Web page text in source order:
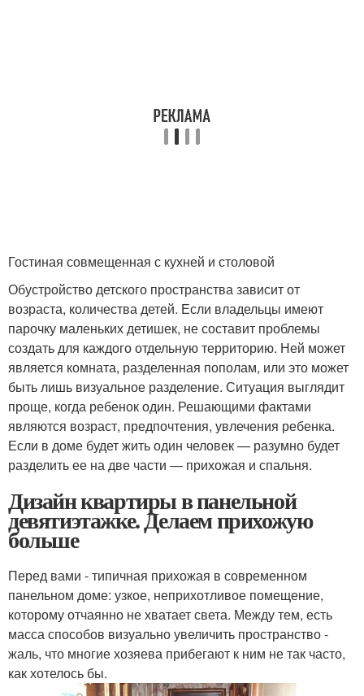
Гостиная совмещенная с кухней и столовой
Обустройство детского пространства зависит от
возраста, количества детей. Если владельцы имеют
парочку маленьких детишек, не составит проблемы
создать для каждого отдельную территорию. Ней может
является комната, разделенная пополам, или это может
быть лишь визуальное разделение. Ситуация выглядит
проще, когда ребенок один. Решающими фактами
являются возраст, предпочтения, увлечения ребенка.
Если в доме будет жить один человек — разумно будет
разделить ее на две части — прихожая и спальня.
Дизайн квартиры в панельной
девятиэтажке. Делаем прихожую
больше
Перед вами - типичная прихожая в современном
панельном доме: узкое, неприхотливое помещение,
которому отчаянно не хватает света. Между тем, есть
масса способов визуально увеличить пространство -
жаль, что многие хозяева прибегают к ним не так часто,
как хотелось бы.